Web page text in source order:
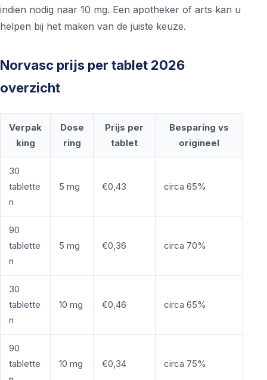
indien nodig naar 10 mg. Een apotheker of arts kan u
helpen bij het maken van de juiste keuze.
Norvasc prijs per tablet 2026
overzicht
Verpak
king
Dose
ring
Prijs per
tablet
Besparing vs
origineel
30
tablette
n
5 mg €0,43 circa 65%
90
tablette
n
5 mg €0,36 circa 70%
30
tablette
n
10 mg €0,46 circa 65%
90
tablette
10 mg €0,34 circa 75%